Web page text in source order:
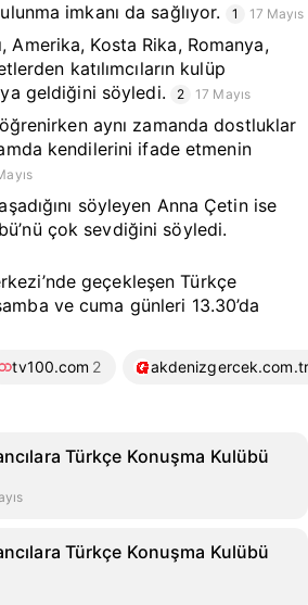
imkanı da sağlıyor.
1 17 Mayıs
Amerika, Kosta Rika, Romanya,
katılımcıların kulüp
geldiğini söyledi.
2 17 Mayıs
öğrenirken aynı zamanda dostluklar
kendilerini ifade etmenin
söyleyen Anna Çetin ise
çok sevdiğini söyledi.
geçekleşen Türkçe
ve cuma günleri 13.30’da
tv100.com 2 akdenizgercek.com.tr
Türkçe Konuşma Kulübü
Türkçe Konuşma Kulübü